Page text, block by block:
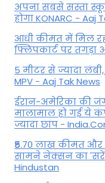
अपना सबसे सस्ता
होगा KONARC - Aaj
आधी कीमत में मिल
फ्लिपकार्ट पर तगड़ा
5 मीटर से ज्यादा
MPV - Aaj Tak News
ईरान-अमेरिका की
मालामाल हो गई ये
ज्यादा छाप -
₹5.70 लाख कीमत और
सामने नेक्सन का
Hindustan